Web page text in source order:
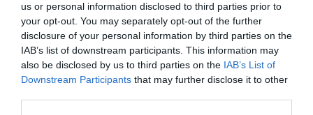
us or personal information disclosed to third parties prior to
your opt-out. You may separately opt-out of the further
disclosure of your personal information by third parties on the
IAB’s list of downstream participants. This information may
also be disclosed by us to third parties on the IAB’s List of
Downstream Participants that may further disclose it to other
Spin-off di Big Bang Theory, i creatori di
'Stuart Fails to Save the Universe'